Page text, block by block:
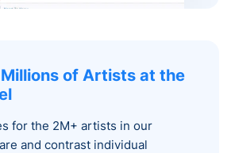
of Artists at the
for the 2M+ artists in our
and contrast individual